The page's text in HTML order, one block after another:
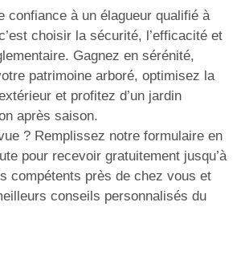
confiance à un élagueur qualifié à
choisir la sécurité, l’efficacité et
Gagnez en sérénité,
patrimoine arboré, optimisez la
et profitez d’un jardin
après saison.
? Remplissez notre formulaire en
pour recevoir gratuitement jusqu’à
compétents près de chez vous et
conseils personnalisés du